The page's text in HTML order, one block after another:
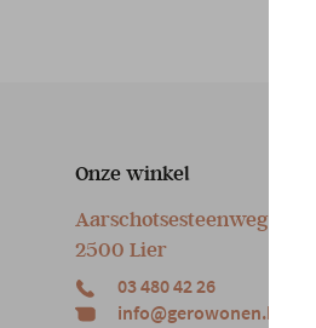
Onze winkel
Aarschotsesteenweg 151
2500 Lier
03 480 42 26
info@gerowonen.be